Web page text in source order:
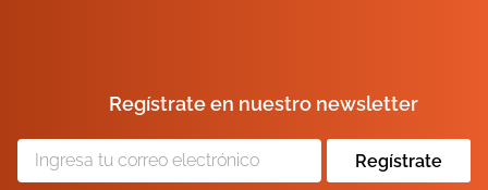
Regístrate en nuestro newsletter
Regístrate